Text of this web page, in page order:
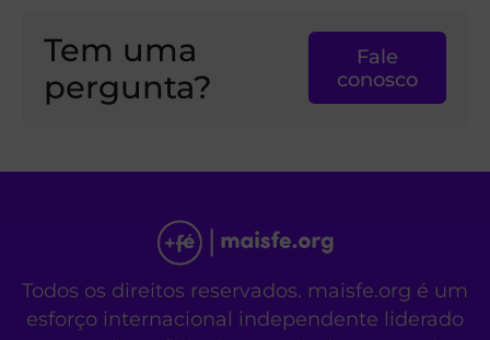
Tem uma
pergunta?
Fale
conosco
Todos os direitos reservados. maisfe.org é um
esforço internacional independente liderado